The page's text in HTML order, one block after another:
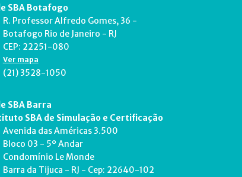
SBA Botafogo
R. Professor Alfredo Gomes, 36 -
Botafogo Rio de Janeiro - RJ
CEP: 22251-080
Ver mapa
(21) 3528-1050
SBA Barra
SBA de Simulação e Certificação
Avenida das Américas 3.500
Bloco 03 - 5º Andar
Condomínio Le Monde
Barra da Tijuca - RJ - Cep: 22640-102